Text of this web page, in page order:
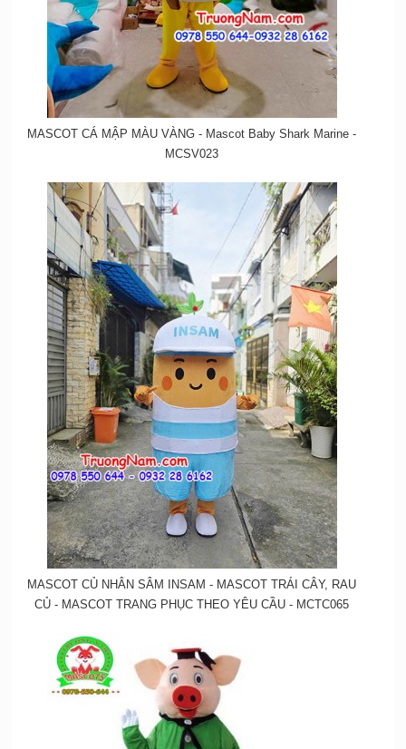
MASCOT CÁ MẬP MÀU VÀNG - Mascot Baby Shark Marine -
MCSV023
MASCOT CỦ NHÂN SÂM INSAM - MASCOT TRÁI CÂY, RAU
CỦ - MASCOT TRANG PHỤC THEO YÊU CẦU - MCTC065